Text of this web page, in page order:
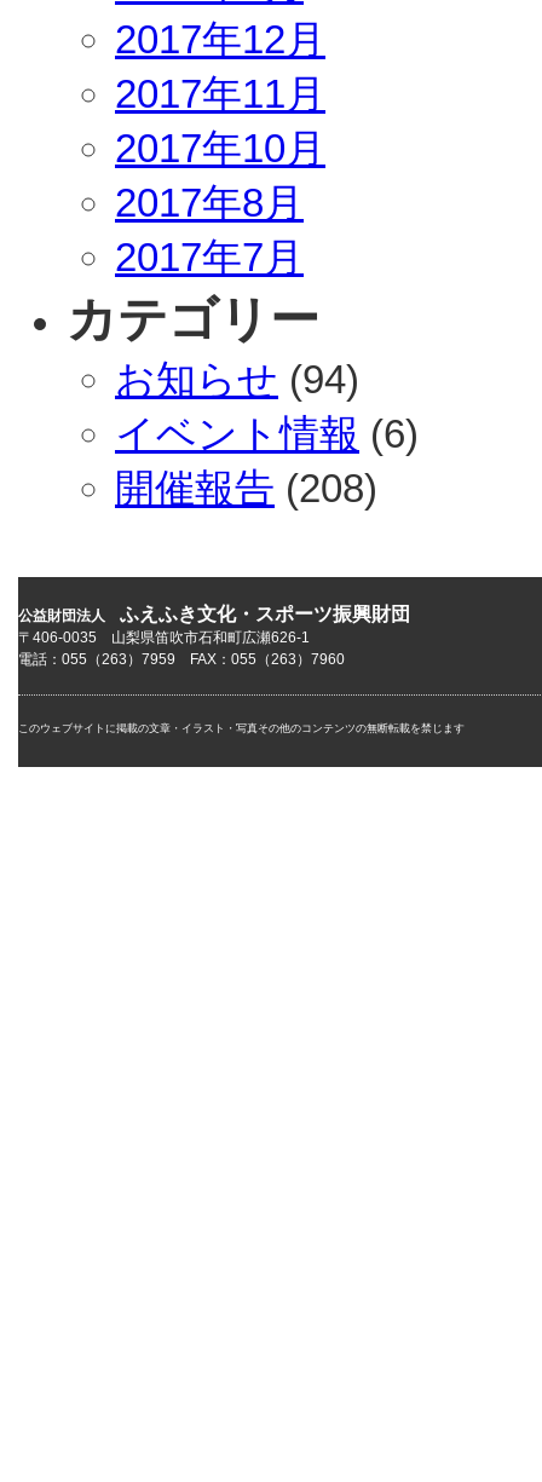
2017年12月
2017年11月
2017年10月
2017年8月
2017年7月
カテゴリー
お知らせ (94)
イベント情報 (6)
開催報告 (208)
公益財団法人 ふえふき文化・スポーツ振興財団
〒406-0035 山梨県笛吹市石和町広瀬626-1
電話：055（263）7959 FAX：055（263）7960
このウェブサイトに掲載の文章・イラスト・写真その他のコンテンツの無断転載を禁じます